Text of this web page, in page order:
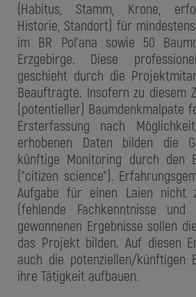
(Habitus, Stamm, Krone,
Historie, Standort) für
im BR Pol'ana sowie 50
Erzgebirge. Diese
geschieht durch die
Beauftragte. Insofern zu diesem
(potentieller) Baumdenkmalpate
Ersterfassung nach
erhobenen Daten bilden die
künftige Monitoring durch den
("citizen science").
Aufgabe für einen Laien nicht
(fehlende Fachkenntnisse und
gewonnenen Ergebnisse sollen
das Projekt bilden. Auf diesen
auch die potenziellen/künftigen
ihre Tätigkeit aufbauen.